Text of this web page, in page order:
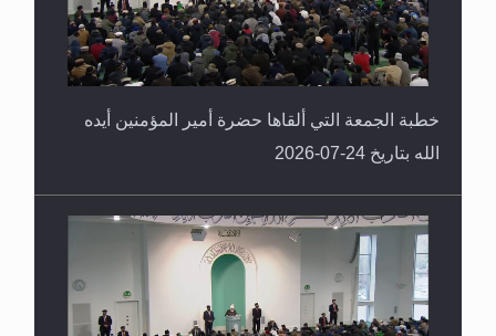
خطبة الجمعة التي ألقاها حضرة أمير المؤمنين أيده
الله بتاريخ 24-07-2026